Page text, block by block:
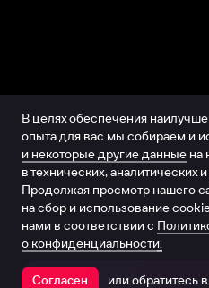
Открыть в
В целях обеспечения
опыта для вас мы собираем и
и некоторые другие данные на
в технических, аналитических
Продолжая просмотр нашего
на сбор и использование
нами в соответствии с
о конфиденциальности.
Согласен или обратитесь в